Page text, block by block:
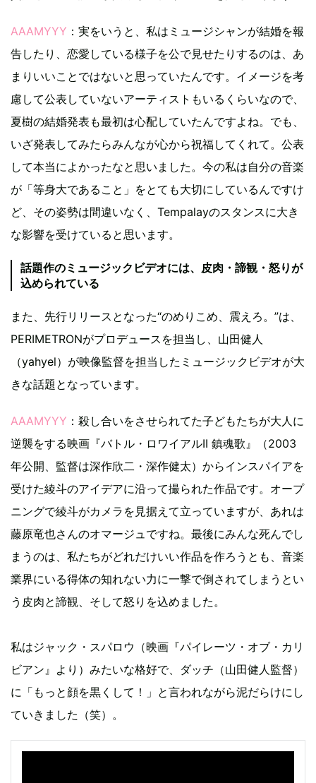
AAAMYYY ：実をいうと、私はミュージシャンが結婚を報
告したり、恋愛している様子を公で見せたりするのは、あ
まりいいことではないと思っていたんです。イメージを考
慮して公表していないアーティストもいるくらいなので、
夏樹の結婚発表も最初は心配していたんですよね。でも、
いざ発表してみたらみんなが心から祝福してくれて。公表
して本当によかったなと思いました。今の私は自分の音楽
が「等身大であること」をとても大切にしているんですけ
ど、その姿勢は間違いなく、Tempalayのスタンスに大き
な影響を受けていると思います。
話題作のミュージックビデオには、皮肉・諦観・怒りが
込められている
また、先行リリースとなった“のめりこめ、震えろ。”は、
PERIMETRONがプロデュースを担当し、山田健人
（yahyel）が映像監督を担当したミュージックビデオが大
きな話題となっています。
AAAMYYY ：殺し合いをさせられてた子どもたちが大人に
逆襲をする映画『バトル・ロワイアルII 鎮魂歌』（2003
年公開、監督は深作欣二・深作健太）からインスパイアを
受けた綾斗のアイデアに沿って撮られた作品です。オープ
ニングで綾斗がカメラを見据えて立っていますが、あれは
藤原竜也さんのオマージュですね。最後にみんな死んでし
まうのは、私たちがどれだけいい作品を作ろうとも、音楽
業界にいる得体の知れない力に一撃で倒されてしまうとい
う皮肉と諦観、そして怒りを込めました。
私はジャック・スパロウ（映画『パイレーツ・オブ・カリ
ビアン』より）みたいな格好で、ダッチ（山田健人監督）
に「もっと顔を黒くして！」と言われながら泥だらけにし
ていきました（笑）。